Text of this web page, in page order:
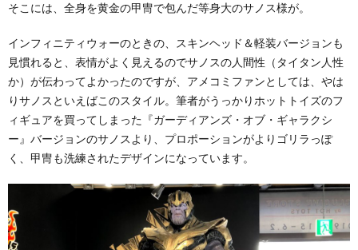
そこには、全身を黄金の甲冑で包んだ等身大のサノス様が。
インフィニティウォーのときの、スキンヘッド＆軽装バージョンも
見慣れると、表情がよく見えるのでサノスの人間性（タイタン人性
か）が伝わってよかったのですが、アメコミファンとしては、やは
りサノスといえばこのスタイル。筆者がうっかりホットトイズのフ
ィギュアを買ってしまった『ガーディアンズ・オブ・ギャラクシ
ー』バージョンのサノスより、プロポーションがよりゴリラっぽ
く、甲冑も洗練されたデザインになっています。